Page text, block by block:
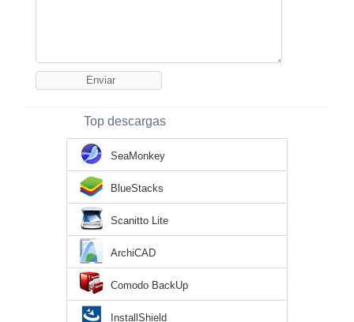
Top descargas
SeaMonkey
BlueStacks
Scanitto Lite
ArchiCAD
Comodo BackUp
InstallShield